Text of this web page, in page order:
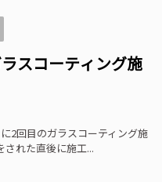
スコーティング施
2回目のガラスコーティング施
れた直後に施工...